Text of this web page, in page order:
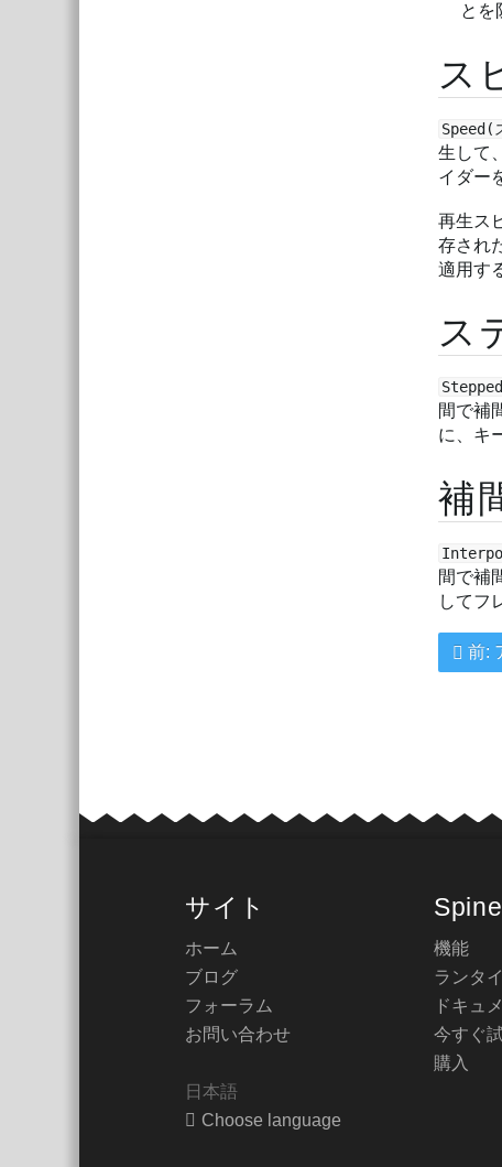
とを
ス
Speed(
生して
イダー
再生ス
存され
適用す
ス
間で補
に、キ
補
間で補
してフ
前:
サイト
ホーム
ブログ
フォーラム
お問い合わせ
日本語
Choose language
Spine
機能
ランタ
ドキュ
今すぐ
購入